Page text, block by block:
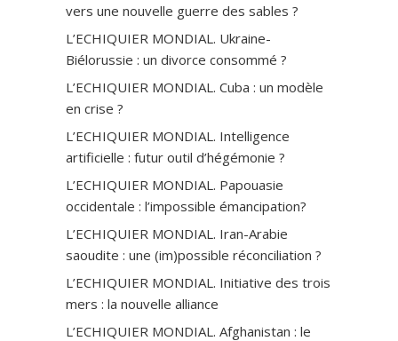
vers une nouvelle guerre des sables ?
L’ECHIQUIER MONDIAL. Ukraine-
Biélorussie : un divorce consommé ?
L’ECHIQUIER MONDIAL. Cuba : un modèle
en crise ?
L’ECHIQUIER MONDIAL. Intelligence
artificielle : futur outil d’hégémonie ?
L’ECHIQUIER MONDIAL. Papouasie
occidentale : l’impossible émancipation?
L’ECHIQUIER MONDIAL. Iran-Arabie
saoudite : une (im)possible réconciliation ?
L’ECHIQUIER MONDIAL. Initiative des trois
mers : la nouvelle alliance
L’ECHIQUIER MONDIAL. Afghanistan : le